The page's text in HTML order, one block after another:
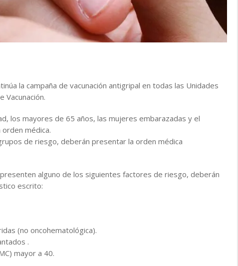
la campaña de vacunación antigripal en todas las Unidades
Vacunación.
los mayores de 65 años, las mujeres embarazadas y el
médica.
de riesgo, deberán presentar la orden médica
alguno de los siguientes factores de riesgo, deberán
escrito:
(no oncohematológica).
.
mayor a 40.